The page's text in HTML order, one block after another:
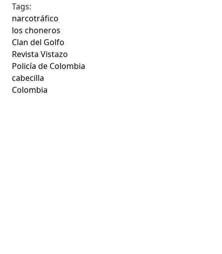
Tags:
narcotráfico
los choneros
Clan del Golfo
Revista Vistazo
Policía de Colombia
cabecilla
Colombia